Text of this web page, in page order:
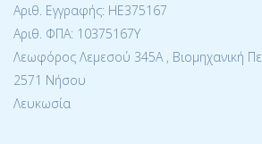
Αριθ. Εγγραφής: ΗΕ375167
Αριθ. ΦΠΑ: 10375167Y
Λεωφόρος Λεμεσού 345Α , Βιομηχανική
2571 Νήσου
Λευκωσία